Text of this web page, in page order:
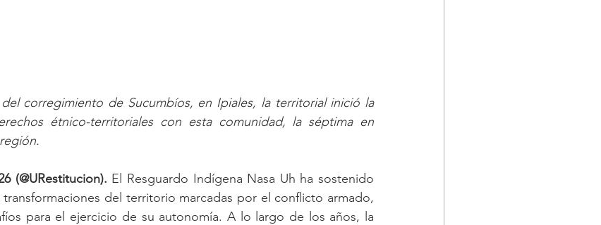
corregimiento de Sucumbíos, en Ipiales, la territorial inició la
étnico-territoriales con esta comunidad, la séptima en
(@URestitucion). El Resguardo Indígena Nasa Uh ha sostenido
del territorio marcadas por el conflicto armado,
para el ejercicio de su autonomía. A lo largo de los años, la